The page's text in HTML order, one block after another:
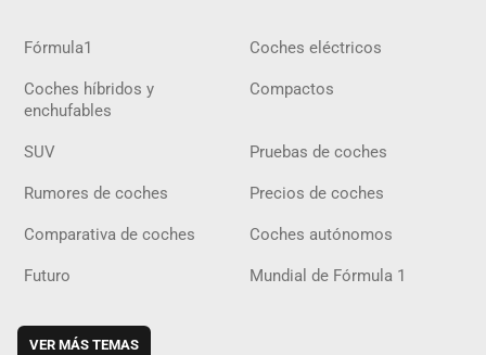
Fórmula1 Coches eléctricos
Coches híbridos y
enchufables
Compactos
SUV Pruebas de coches
Rumores de coches Precios de coches
Comparativa de coches Coches autónomos
Futuro Mundial de Fórmula 1
VER MÁS TEMAS